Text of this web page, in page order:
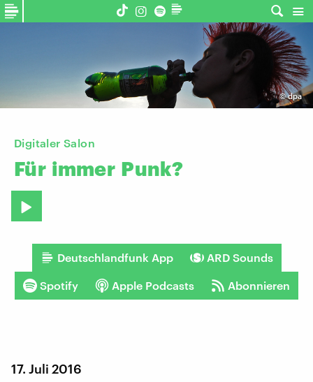
©dpa
Digitaler Salon
Für immer Punk?
Deutschlandfunk App ARD Sounds
Spotify Apple Podcasts Abonnieren
17. Juli 2016